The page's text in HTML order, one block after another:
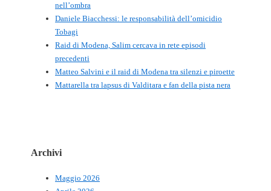
nell’ombra
Daniele Biacchessi: le responsabilità dell’omicidio
Tobagi
Raid di Modena, Salim cercava in rete episodi
precedenti
Matteo Salvini e il raid di Modena tra silenzi e piroette
Mattarella tra lapsus di Valditara e fan della pista nera
Archivi
Maggio 2026